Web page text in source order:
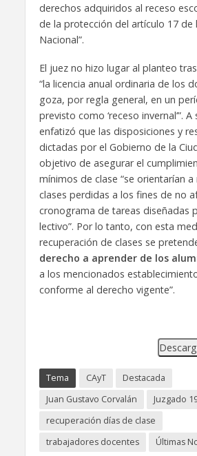
derechos adquiridos al receso
de la protección del artículo 17 de
Nacional”.
El juez no hizo lugar al planteo
“la licencia anual ordinaria de los
goza, por regla general, en un
previsto como ‘receso invernal’”.
enfatizó que las disposiciones y
dictadas por el Gobierno de la
objetivo de asegurar el
mínimos de clase “se orientarían a
clases perdidas a los fines de no
cronograma de tareas diseñadas
lectivo”. Por lo tanto, con esta
recuperación de clases se
derecho a aprender de los
a los mencionados
conforme al derecho vigente”.
Tema CAyT
Destacada
Juan Gustavo Corvalán
Juzgado
recuperación días de clase
trabajadores docentes
Últimas